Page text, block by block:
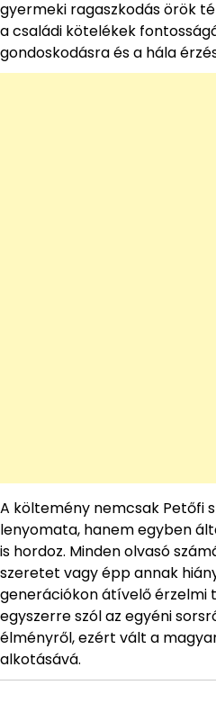
gyermeki ragaszkodás örök
a családi kötelékek
gondoskodásra és a hála
A költemény nemcsak Petőfi
lenyomata, hanem egyben
is hordoz. Minden olvasó
szeretet vagy épp annak
generációkon átívelő
egyszerre szól az egyéni
élményről, ezért vált a
alkotásává.